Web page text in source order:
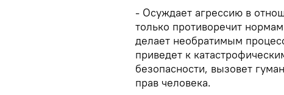
- Осуждает агрессию в
только противоречит
делает необратимым
приведет к
безопасности, вызовет
прав человека.